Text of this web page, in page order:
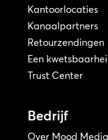
Kantoorlocaties
Kanaalpartners
Retourzendingen
Een
Trust Center
Bedrijf
Over Mood Media